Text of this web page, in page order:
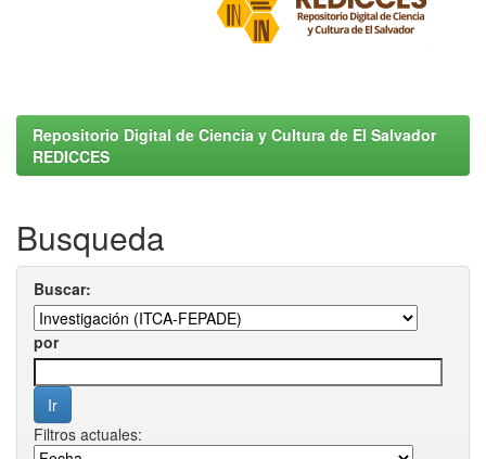
Repositorio Digital de Ciencia y Cultura de El Salvador
REDICCES
Busqueda
Buscar:
por
Filtros actuales: